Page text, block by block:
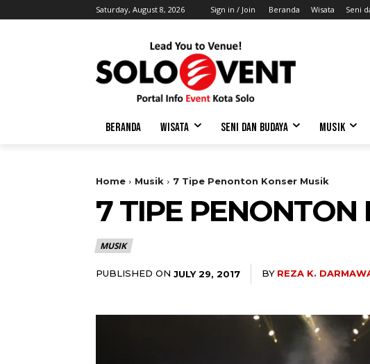
Saturday, August 8, 2026 Sign in / Join Beranda Wisata Seni
BERANDA WISATA SENI DAN BUDAYA MUSIK
Home Musik 7 Tipe Penonton Konser Musik
7 TIPE PENONTON
MUSIK
PUBLISHED ON JULY 29, 2017 BY REZA K.